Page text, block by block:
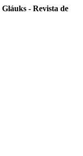
Gláuks - Revista de